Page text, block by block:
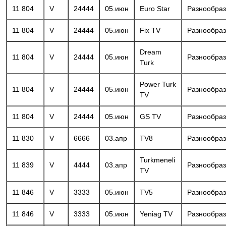
11 804 V 24444 05.июн Euro Star
11 804 V 24444 05.июн Fix TV
11 804 V 24444 05.июн
Dream
Turk
11 804 V 24444 05.июн
Power Turk
TV
11 804 V 24444 05.июн GS TV
11 830 V 6666 03.апр TV8
11 839 V 4444 03.апр
Turkmeneli
TV
11 846 V 3333 05.июн TV5
11 846 V 3333 05.июн Yeniag TV